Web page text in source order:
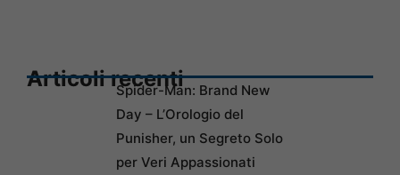
Articoli recentiSpider-Man: Brand New
Day – L’Orologio del
Punisher, un Segreto Solo
per Veri Appassionati